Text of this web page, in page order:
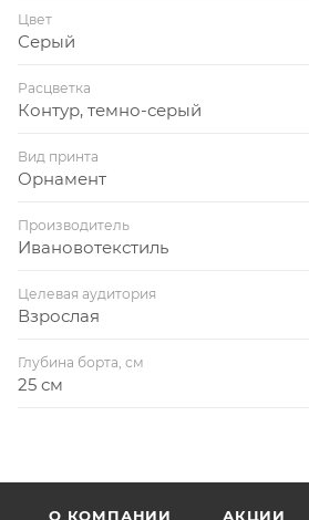
Цвет
Серый
Расцветка
Контур, темно-серый
Вид принта
Орнамент
Производитель
Ивановотекстиль
Целевая аудитория
Взрослая
Глубина борта, см
25 см
О КОМПАНИИ АКЦИИ